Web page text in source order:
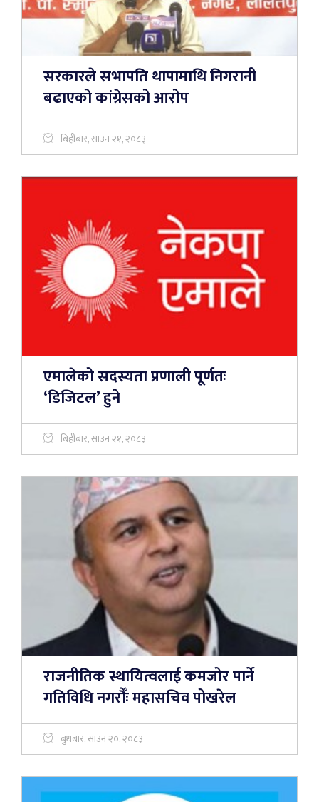
सरकारले सभापति थापामाथि निगरानी
बढाएको कांग्रेसको आरोप
बिहीबार, साउन २१, २०८३
एमालेको सदस्यता प्रणाली पूर्णतः
‘डिजिटल’ हुने
बिहीबार, साउन २१, २०८३
राजनीतिक स्थायित्वलाई कमजोर पार्ने
गतिविधि नगरौँः महासचिव पोखरेल
बुधबार, साउन २०, २०८३